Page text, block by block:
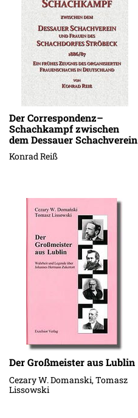
Der Correspondenz–
Schachkampf zwischen
dem Dessauer Schachverein
und Frauen des
Schachdorfes Ströbeck
Konrad Reiß
Der Großmeister aus Lublin
Cezary W. Domanski, Tomasz
Lissowski